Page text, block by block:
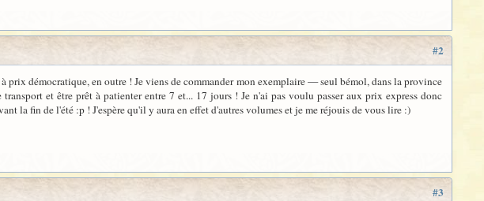
#2
démocratique, en outre ! Je viens de commander mon exemplaire — seul bémol, dans la province
et être prêt à patienter entre 7 et... 17 jours ! Je n'ai pas voulu passer aux prix express donc
la fin de l'été :p ! J'espère qu'il y aura en effet d'autres volumes et je me réjouis de vous lire :)
#3